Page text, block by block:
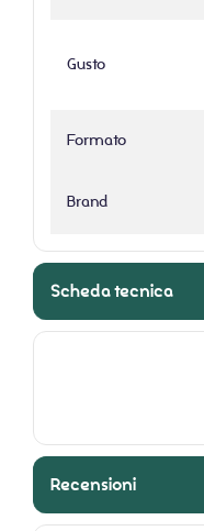
Gusto
Formato
Brand
Scheda tecnica
Recensioni